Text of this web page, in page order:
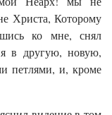
Христа, Которому
ко мне, снял
в другую, новую,
петлями, и, кроме